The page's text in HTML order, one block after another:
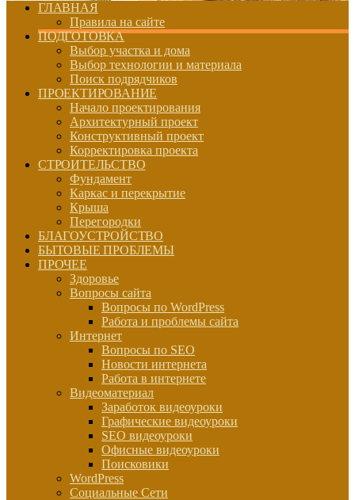
ГЛАВНАЯ
Правила на сайте
ПОДГОТОВКА
Выбор участка и дома
Выбор технологии и материала
Поиск подрядчиков
ПРОЕКТИРОВАНИЕ
Начало проектирования
Архитектурный проект
Конструктивный проект
Корректировка проекта
СТРОИТЕЛЬСТВО
Фундамент
Каркас и перекрытие
Крыша
Перегородки
БЛАГОУСТРОЙСТВО
БЫТОВЫЕ ПРОБЛЕМЫ
ПРОЧЕЕ
Здоровье
Вопросы сайта
Вопросы по WordPress
Работа и проблемы сайта
Интернет
Вопросы по SEO
Новости интернета
Работа в интернете
Видеоматериал
Заработок видеоуроки
Графические видеоуроки
SEO видеоуроки
Офисные видеоуроки
Поисковики
WordPress
Социальные Сети